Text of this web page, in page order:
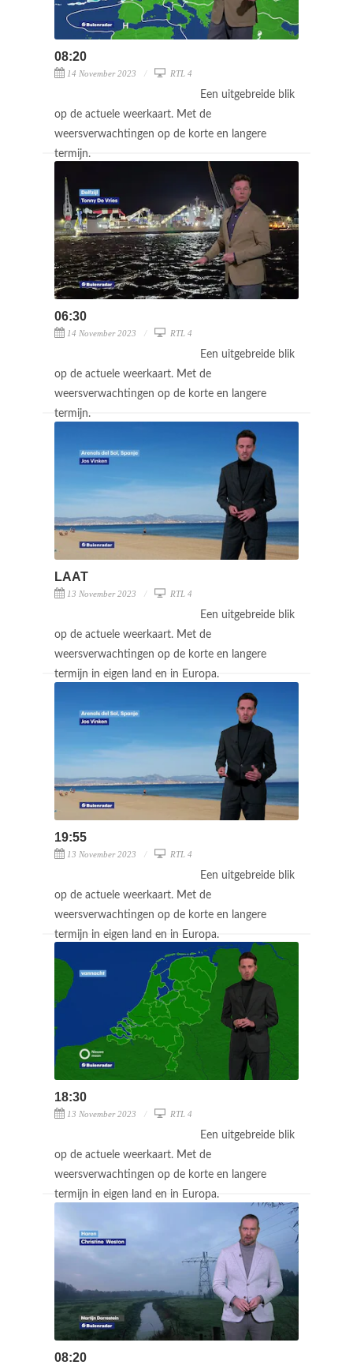
08:20
14 November 2023 RTL 4
Een uitgebreide blik
op de actuele weerkaart. Met de
weersverwachtingen op de korte en langere
termijn.
06:30
14 November 2023 RTL 4
Een uitgebreide blik
op de actuele weerkaart. Met de
weersverwachtingen op de korte en langere
termijn.
LAAT
13 November 2023 RTL 4
Een uitgebreide blik
op de actuele weerkaart. Met de
weersverwachtingen op de korte en langere
termijn in eigen land en in Europa.
19:55
13 November 2023 RTL 4
Een uitgebreide blik
op de actuele weerkaart. Met de
weersverwachtingen op de korte en langere
termijn in eigen land en in Europa.
18:30
13 November 2023 RTL 4
Een uitgebreide blik
op de actuele weerkaart. Met de
weersverwachtingen op de korte en langere
termijn in eigen land en in Europa.
08:20